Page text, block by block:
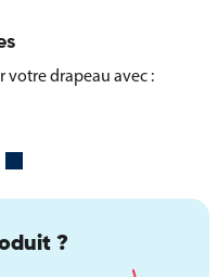
votre drapeau avec :
selon vos besoins.
de communication
à l’usage officiel qu’aux
?